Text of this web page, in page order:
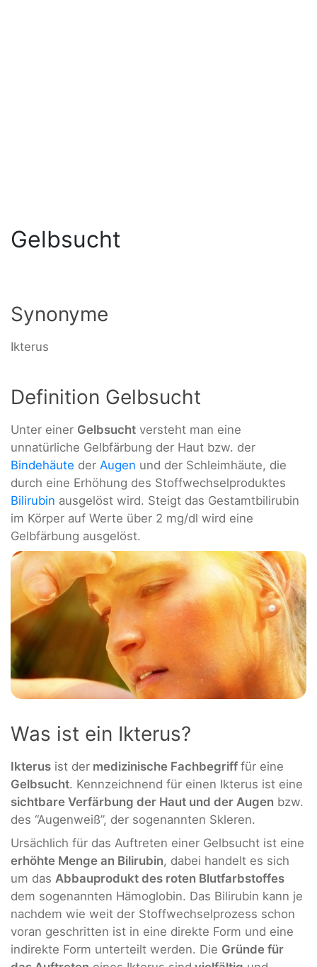
Gelbsucht
Synonyme
Ikterus
Definition Gelbsucht
Unter einer Gelbsucht versteht man eine
unnatürliche Gelbfärbung der Haut bzw. der
Bindehäute der Augen und der Schleimhäute, die
durch eine Erhöhung des Stoffwechselproduktes
Bilirubin ausgelöst wird. Steigt das Gestamtbilirubin
im Körper auf Werte über 2 mg/dl wird eine
Gelbfärbung ausgelöst.
Was ist ein Ikterus?
Ikterus ist der medizinische Fachbegriff für eine
Gelbsucht. Kennzeichnend für einen Ikterus ist eine
sichtbare Verfärbung der Haut und der Augen bzw.
des “Augenweiß”, der sogenannten Skleren.
Ursächlich für das Auftreten einer Gelbsucht ist eine
erhöhte Menge an Bilirubin, dabei handelt es sich
um das Abbauprodukt des roten Blutfarbstoffes
dem sogenannten Hämoglobin. Das Bilirubin kann je
nachdem wie weit der Stoffwechselprozess schon
voran geschritten ist in eine direkte Form und eine
indirekte Form unterteilt werden. Die Gründe für